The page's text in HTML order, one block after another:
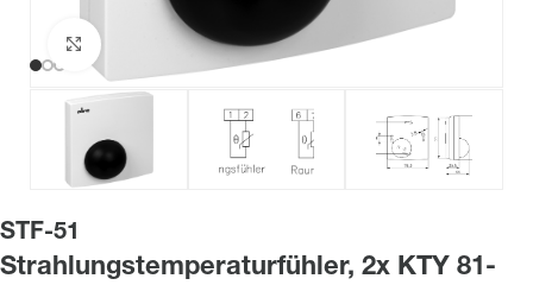
STF-51
Strahlungstemperaturfühler, 2x KTY 81-
Zum Vergrößern klicken